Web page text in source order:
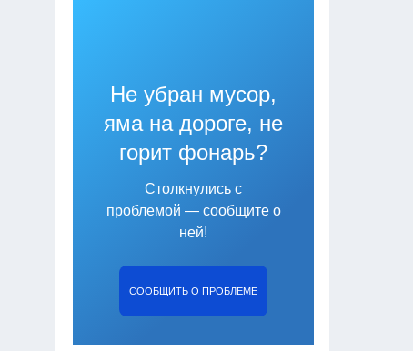
Не убран мусор,
яма на дороге, не
горит фонарь?
Столкнулись с
проблемой — сообщите о
ней!
СООБЩИТЬ О ПРОБЛЕМЕ